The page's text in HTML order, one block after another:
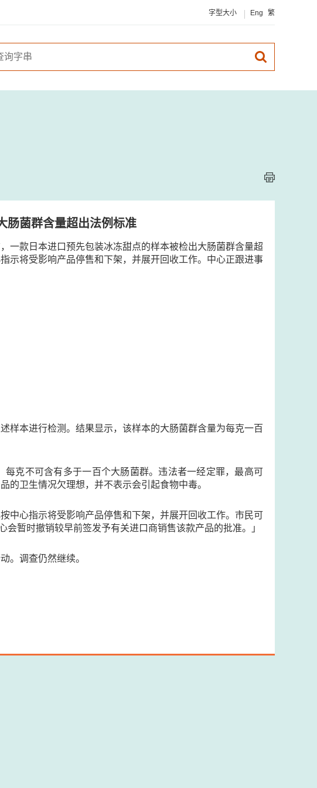
字型大小 Eng 繁
肠菌群含量超出法例标准
一款日本进口预先包装冰冻甜点的样本被检出大肠菌群含量超
示将受影响产品停售和下架，并展开回收工作。中心正跟进事
样本进行检测。结果显示，该样本的大肠菌群含量为每克一百
克不可含有多于一百个大肠菌群。违法者一经定罪，最高可
的卫生情况欠理想，并不表示会引起食物中毒。
中心指示将受影响产品停售和下架，并展开回收工作。市民可
暂时撤销较早前签发予有关进口商销售该款产品的批准。」
。调查仍然继续。